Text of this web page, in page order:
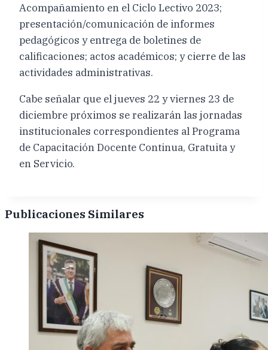
Acompañamiento en el Ciclo Lectivo 2023;
presentación/comunicación de informes
pedagógicos y entrega de boletines de
calificaciones; actos académicos; y cierre de las
actividades administrativas.
Cabe señalar que el jueves 22 y viernes 23 de
diciembre próximos se realizarán las jornadas
institucionales correspondientes al Programa
de Capacitación Docente Continua, Gratuita y
en Servicio.
Publicaciones Similares